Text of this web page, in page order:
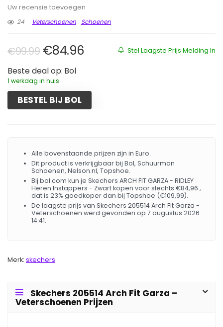
Uw recensie toevoegen
24
Veterschoenen Schoenen
Stel Laagste Prijs Melding In
€99.99 Oorspronkelijke prijs was:
€84.96Huidige prijs is: €84.96.
Beste deal op: Bol
1 werkdag in huis
BESTEL BIJ BOL
Alle bovenstaande prijzen zijn in Euro.
Dit product is verkrijgbaar bij Bol, Schuurman
Schoenen, Nelson.nl, Topshoe.
Bij bol.com kun je Skechers ARCH FIT GARZA - RIDLEY
Heren Instappers - Zwart kopen voor slechts €84,96 ,
dat is 23% goedkoper dan bij Topshoe (€109,99).
De laagste prijs van Skechers 205514 Arch Fit Garza -
Veterschoenen werd gevonden op 7 augustus 2026
14:41.
Merk: skechers
Skechers 205514 Arch Fit Garza –
Veterschoenen Prijzen